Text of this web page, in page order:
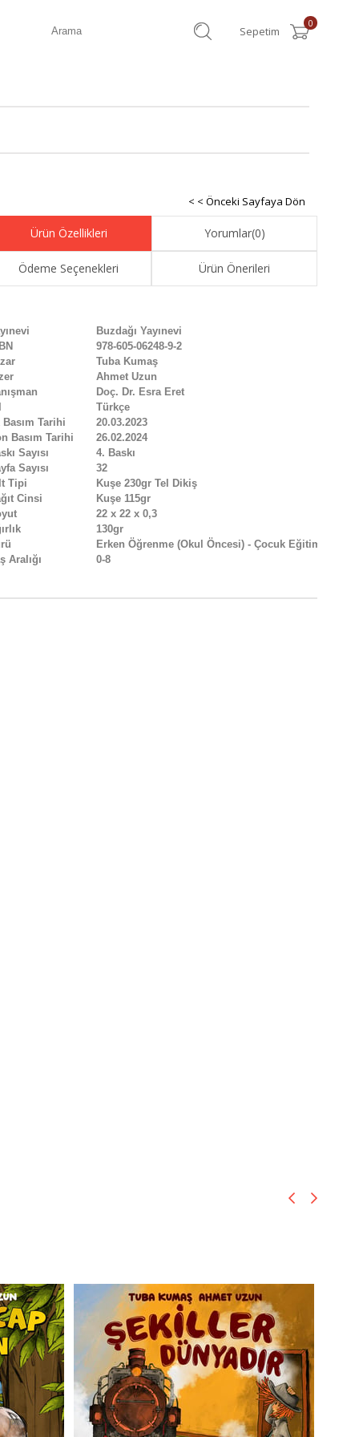
Sepetim
0
< < Önceki Sayfaya Dön
Ürün Özellikleri Yorumlar(0)
Ödeme Seçenekleri Ürün Önerileri
Buzdağı Yayınevi
978-605-06248-9-2
Tuba Kumaş
Ahmet Uzun
Doç. Dr. Esra Eret
Türkçe
Basım Tarihi
20.03.2023
Basım Tarihi
26.02.2024
Sayısı
4. Baskı
Sayısı
32
Tipi
Kuşe 230gr Tel Dikiş
Cinsi
Kuşe 115gr
22 x 22 x 0,3
130gr
Erken Öğrenme (Okul Öncesi) - Çocuk Eğitimi
Aralığı
0-8